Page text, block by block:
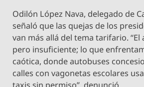
Odilón López Nava, delegado de
señaló que las quejas de los
van más allá del tema tarifario.
pero insuficiente; lo que
caótica, donde autobuses
calles con vagonetas escolares
taxis sin permiso”, denunció.